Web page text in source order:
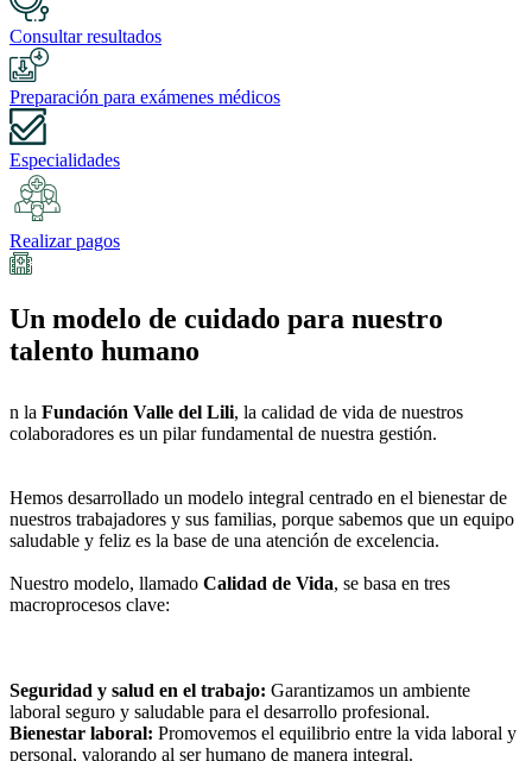
Consultar resultados
Preparación para exámenes médicos
Especialidades
Realizar pagos
Un modelo de cuidado para nuestro
talento humano
n la Fundación Valle del Lili, la calidad de vida de nuestros
colaboradores es un pilar fundamental de nuestra gestión.
Hemos desarrollado un modelo integral centrado en el bienestar de
nuestros trabajadores y sus familias, porque sabemos que un equipo
saludable y feliz es la base de una atención de excelencia.
Nuestro modelo, llamado Calidad de Vida, se basa en tres
macroprocesos clave:
Seguridad y salud en el trabajo: Garantizamos un ambiente
laboral seguro y saludable para el desarrollo profesional.
Bienestar laboral: Promovemos el equilibrio entre la vida laboral y
personal, valorando al ser humano de manera integral.